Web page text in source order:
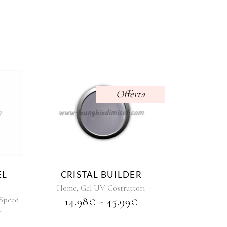
Offerta
Questo
prodotto
ha
più
opzioni
possono
essere
CRISTAL BUILDER
Home, Gel UV Costruttori
14.98€ - 45.99€